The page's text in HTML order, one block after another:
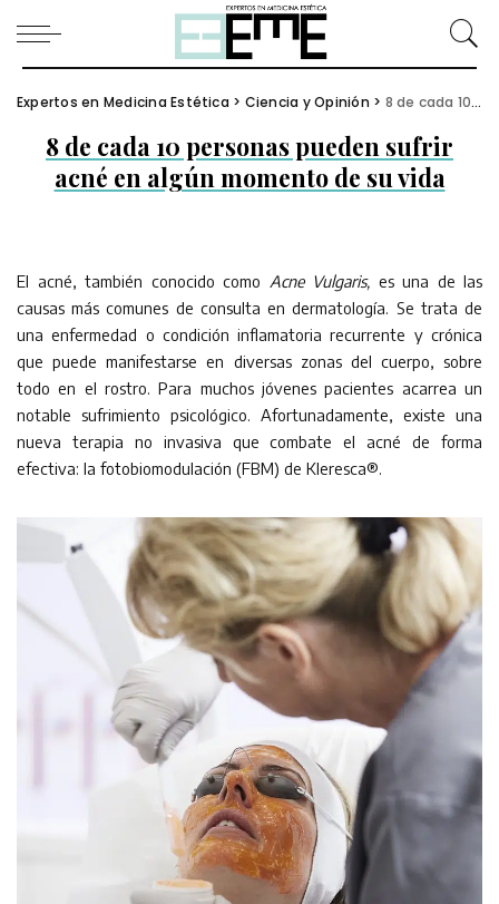
Expertos en Medicina Estética > Ciencia y Opinión > 8 de cada 10 personas pueden sufrir acné en algún momento de su vida
8 de cada 10 personas pueden sufrir
acné en algún momento de su vida
El acné, también conocido como Acne Vulgaris, es una de las
causas más comunes de consulta en dermatología. Se trata de
una enfermedad o condición inflamatoria recurrente y crónica
que puede manifestarse en diversas zonas del cuerpo, sobre
todo en el rostro. Para muchos jóvenes pacientes acarrea un
notable sufrimiento psicológico. Afortunadamente, existe una
nueva terapia no invasiva que combate el acné de forma
efectiva: la fotobiomodulación (FBM) de Kleresca®.